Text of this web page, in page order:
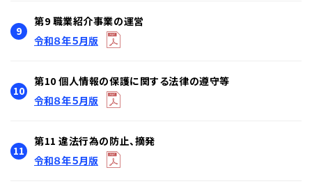
9
第9 職業紹介事業の運営
令和８年５月版
10
第10 個人情報の保護に関する法律の遵守等
令和８年５月版
11
第11 違法行為の防止、摘発
令和８年５月版